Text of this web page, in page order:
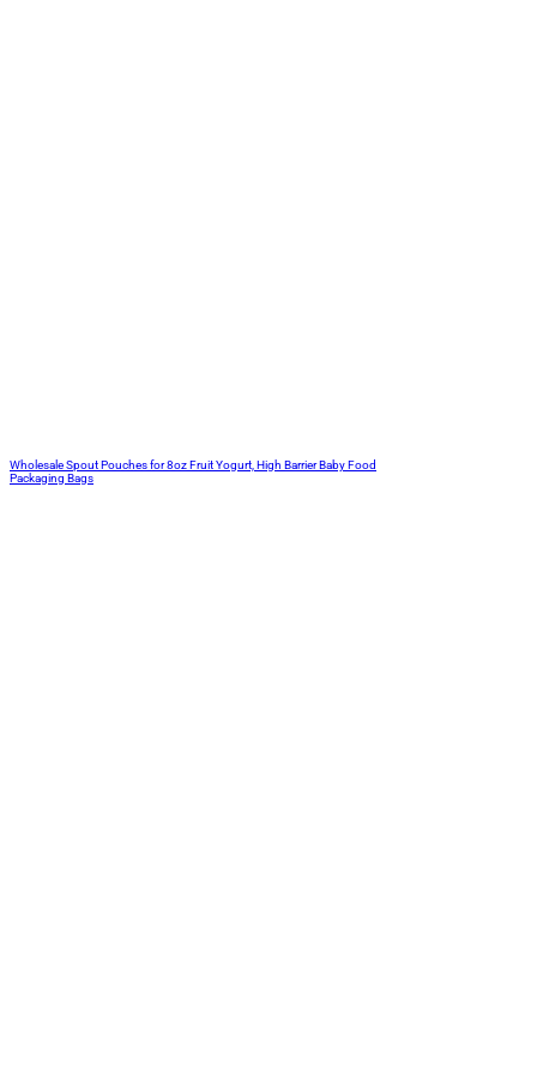
Wholesale Spout Pouches for 8oz Fruit Yogurt, High Barrier Baby Food
Packaging Bags